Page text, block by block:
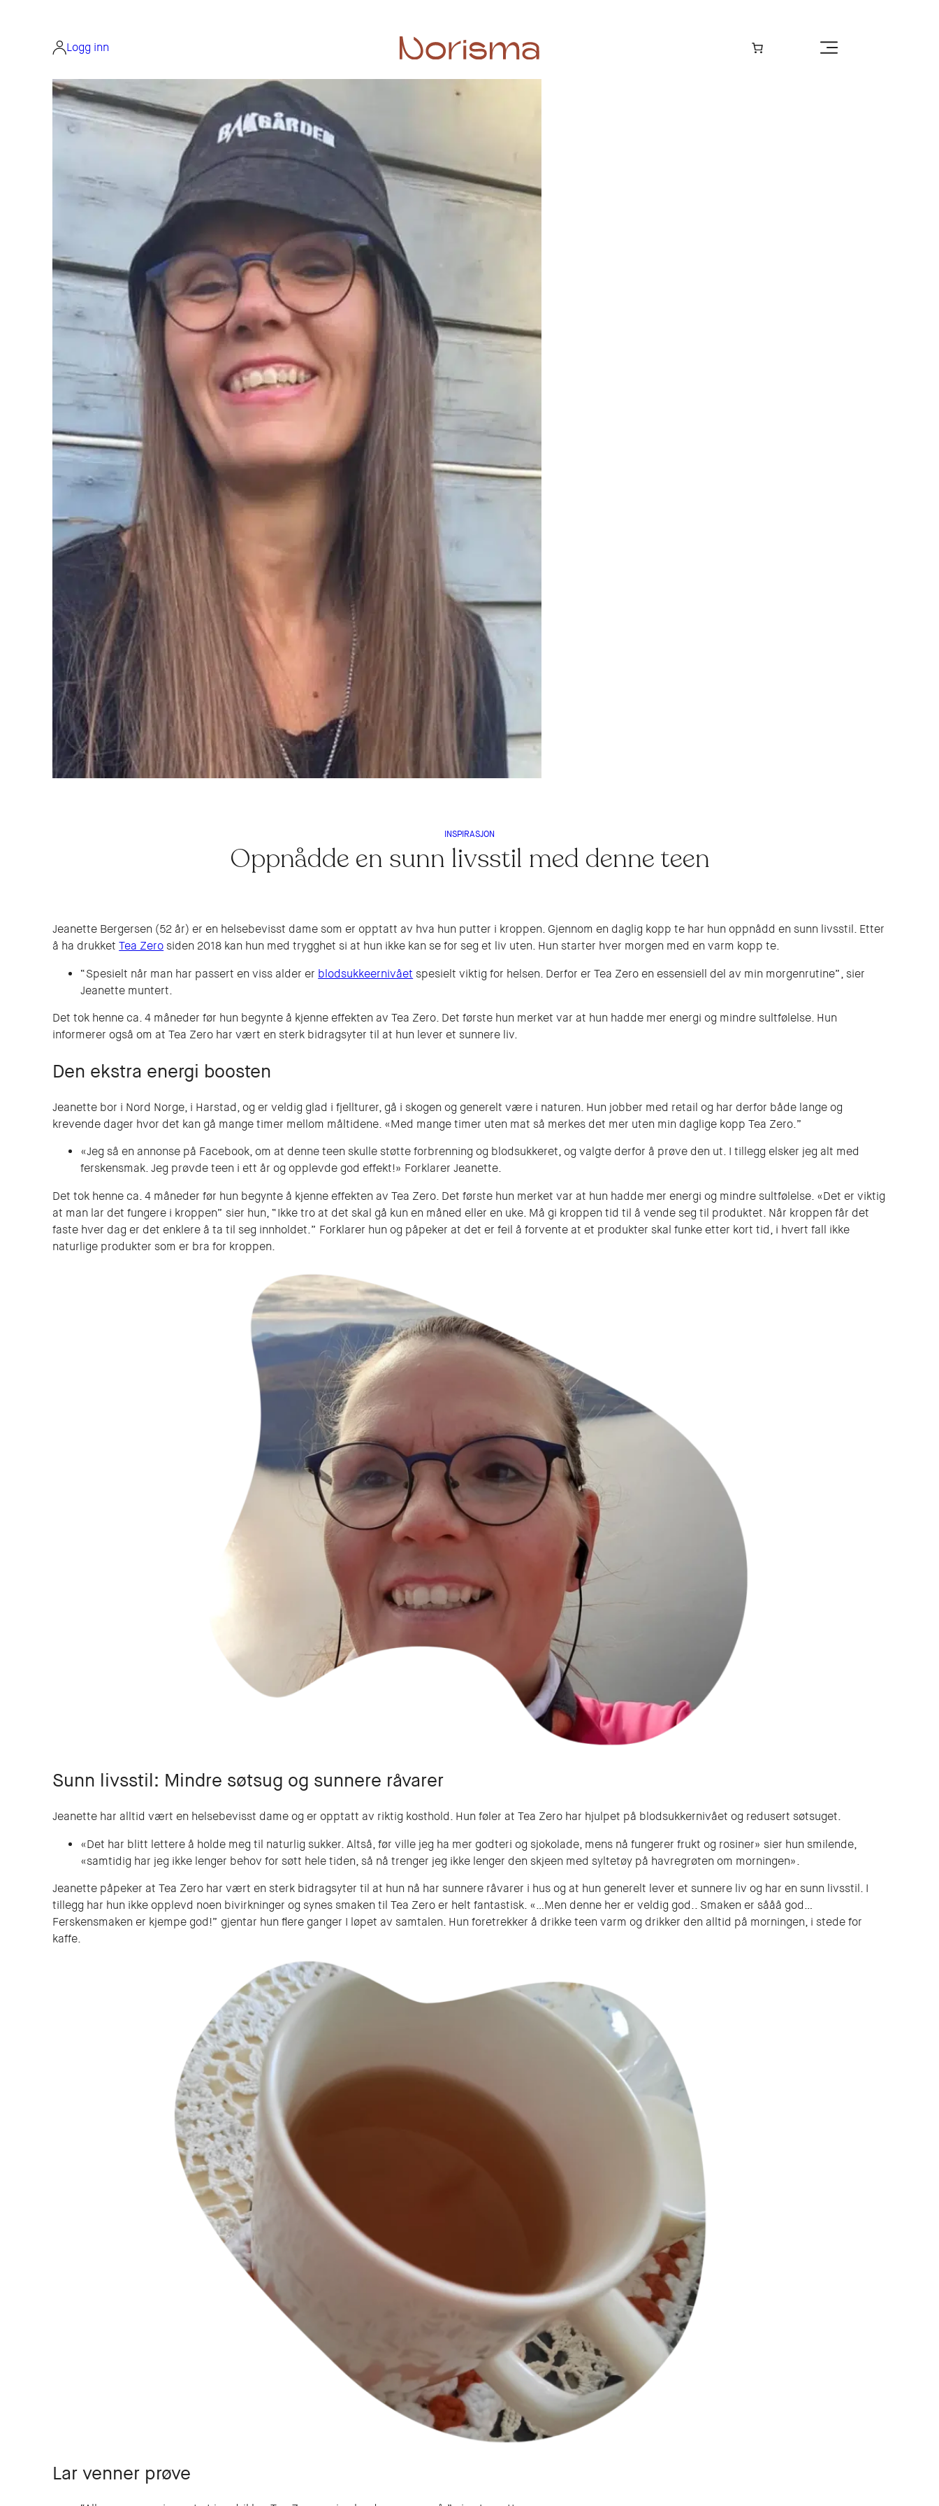
Logg inn
INSPIRASJON
Oppnådde en sunn livsstil med denne teen
Jeanette Bergersen (52 år) er en helsebevisst dame som er opptatt av hva hun putter i kroppen. Gjennom en daglig kopp te har hun oppnådd en sunn livsstil. Etter
å ha drukketTea Zero siden 2018 kan hun med trygghet si at hun ikke kan se for seg et liv uten. Hun starter hver morgen med en varm kopp te.
“Spesielt når man har passert en viss alder er blodsukkeernivået spesielt viktig for helsen. Derfor er Tea Zero en essensiell del av min morgenrutine”, sier
Jeanette muntert.
Det tok henne ca. 4 måneder før hun begynte å kjenne effekten av Tea Zero. Det første hun merket var at hun hadde mer energi og mindre sultfølelse. Hun
informerer også om at Tea Zero har vært en sterk bidragsyter til at hun lever et sunnere liv.
Den ekstra energi boosten
Jeanette bor i Nord Norge, i Harstad, og er veldig glad i fjellturer, gå i skogen og generelt være i naturen. Hun jobber med retail og har derfor både lange og
krevende dager hvor det kan gå mange timer mellom måltidene. «Med mange timer uten mat så merkes det mer uten min daglige kopp Tea Zero.”
«Jeg så en annonse på Facebook, om at denne teen skulle støtte forbrenning og blodsukkeret, og valgte derfor å prøve den ut. I tillegg elsker jeg alt med
ferskensmak. Jeg prøvde teen i ett år og opplevde god effekt!» Forklarer Jeanette.
Det tok henne ca. 4 måneder før hun begynte å kjenne effekten av Tea Zero. Det første hun merket var at hun hadde mer energi og mindre sultfølelse. «Det er viktig
at man lar det fungere i kroppen” sier hun, “Ikke tro at det skal gå kun en måned eller en uke. Må gi kroppen tid til å vende seg til produktet. Når kroppen får det
faste hver dag er det enklere å ta til seg innholdet.” Forklarer hun og påpeker at det er feil å forvente at et produkter skal funke etter kort tid, i hvert fall ikke
naturlige produkter som er bra for kroppen.
Sunn livsstil: Mindre søtsug og sunnere råvarer
Jeanette har alltid vært en helsebevisst dame og er opptatt av riktig kosthold. Hun føler at Tea Zero har hjulpet på blodsukkernivået og redusert søtsuget.
«Det har blitt lettere å holde meg til naturlig sukker. Altså, før ville jeg ha mer godteri og sjokolade, mens nå fungerer frukt og rosiner» sier hun smilende,
«samtidig har jeg ikke lenger behov for søtt hele tiden, så nå trenger jeg ikke lenger den skjeen med syltetøy på havregrøten om morningen».
Jeanette påpeker at Tea Zero har vært en sterk bidragsyter til at hun nå har sunnere råvarer i hus og at hun generelt lever et sunnere liv og har en sunn livsstil. I
tillegg har hun ikke opplevd noen bivirkninger og synes smaken til Tea Zero er helt fantastisk. «…Men denne her er veldig god.. Smaken er sååå god…
Ferskensmaken er kjempe god!” gjentar hun flere ganger I løpet av samtalen. Hun foretrekker å drikke teen varm og drikker den alltid på morningen, i stede for
kaffe.
Lar venner prøve